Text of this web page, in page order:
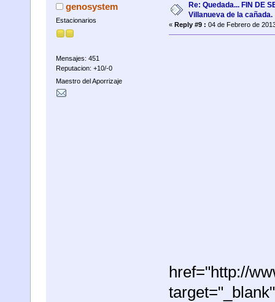
genosystem
Estacionarios
Mensajes: 451
Reputacion: +10/-0
Maestro del Aporrizaje
Re: Quedada... FIN DE
Villanueva de la cañada.
« Reply #9 : 04 de Febrero de
href="http://